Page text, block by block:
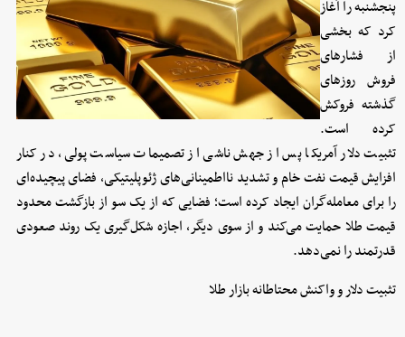
پنجشنبه را آغاز
کرد که بخشی
از فشارهای
فروش روزهای
گذشته فروکش
کرده است.
تثبیت دلار آمریکا پس از جهش ناشی از تصمیمات سیاست پولی، در کنار
افزایش قیمت نفت خام و تشدید نااطمینانی‌های ژئوپلیتیکی، فضای پیچیده‌ای
را برای معامله‌گران ایجاد کرده است؛ فضایی که از یک سو از بازگشت محدود
قیمت طلا حمایت می‌کند و از سوی دیگر، اجازه شکل‌گیری یک روند صعودی
قدرتمند را نمی‌دهد.
تثبیت دلار و واکنش محتاطانه بازار طلا